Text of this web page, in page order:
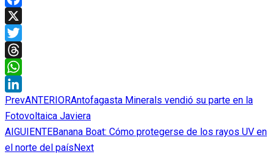
Facebook
X
Twitter
Threads
WhatsApp
LinkedIn
PrevANTERIORAntofagasta Minerals vendió su parte en la
Fotovoltaica Javiera
AIGUIENTEBanana Boat: Cómo protegerse de los rayos UV en
el norte del país Next